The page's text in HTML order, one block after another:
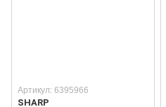
Артикул: 6395966
SHARP